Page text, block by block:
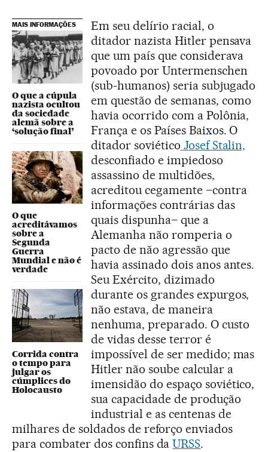
MAIS INFORMAÇÕES
O que a cúpula
nazista ocultou
da sociedade
alemã sobre a
‘solução final’
O que
acreditávamos
sobre a
Segunda
Guerra
Mundial e não é
verdade
Corrida contra
o tempo para
julgar os
cúmplices do
Holocausto
Em seu delírio racial, o
ditador nazista Hitler pensava
que um país que considerava
povoado por Untermenschen
(sub-humanos) seria subjugado
em questão de semanas, como
havia ocorrido com a Polônia,
França e os Países Baixos. O
ditador soviético Josef Stalin,
desconfiado e impiedoso
assassino de multidões,
acreditou cegamente –contra
informações contrárias das
quais dispunha– que a
Alemanha não romperia o
pacto de não agressão que
havia assinado dois anos antes.
Seu Exército, dizimado
durante os grandes expurgos,
não estava, de maneira
nenhuma, preparado. O custo
de vidas desse terror é
impossível de ser medido; mas
Hitler não soube calcular a
imensidão do espaço soviético,
sua capacidade de produção
industrial e as centenas de
milhares de soldados de reforço enviados
para combater dos confins daURSS.